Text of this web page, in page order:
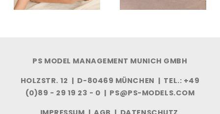
PS MODEL MANAGEMENT MUNICH GMBH
HOLZSTR. 12 | D-80469 MÜNCHEN | TEL.: +49
(0)89 - 29 19 23 - 0 | PS@PS-MODELS.COM